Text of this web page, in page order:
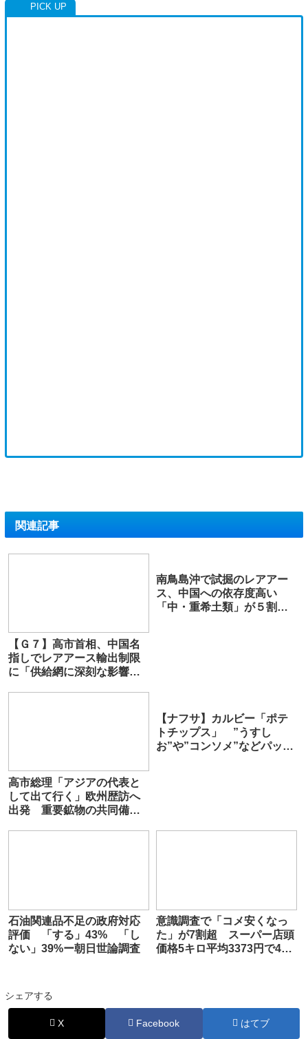
関連記事
【Ｇ７】高市首相、中国名
指しでレアアース輸出制限
に「供給網に深刻な影響懸
南鳥島沖で試掘のレアアー
ス、中国への依存度高い
「中・重希土類」が５割
高市総理「アジアの代表と
して出て行く」欧州歴訪へ
出発 重要鉱物の共同備蓄
【ナフサ】カルビー「ポテ
トチップス」 ”うすし
お”や”コンソメ”などパッケ
石油関連品不足の政府対応
評価 「する」43% 「し
ない」39%ー朝日世論調査
意識調査で「コメ安くなっ
た」が7割超 スーパー店頭
価格5キロ平均3373円で4週
シェアする
X Facebook はてブ